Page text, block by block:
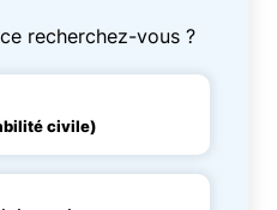
recherchez-vous ?
civile)